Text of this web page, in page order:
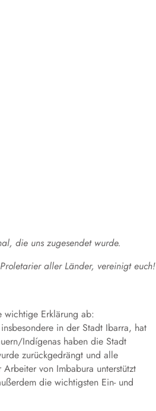
die uns zugesendet wurde.
Proletarier aller Länder, vereinigt euch!
wichtige Erklärung ab:
in der Stadt Ibarra, hat
Indígenas haben die Stadt
zurückgedrängt und alle
von Imbabura unterstützt
die wichtigsten Ein- und